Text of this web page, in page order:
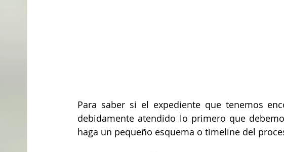
Para saber si el expediente que tenemos
debidamente atendido lo primero que
haga un pequeño esquema o timeline del